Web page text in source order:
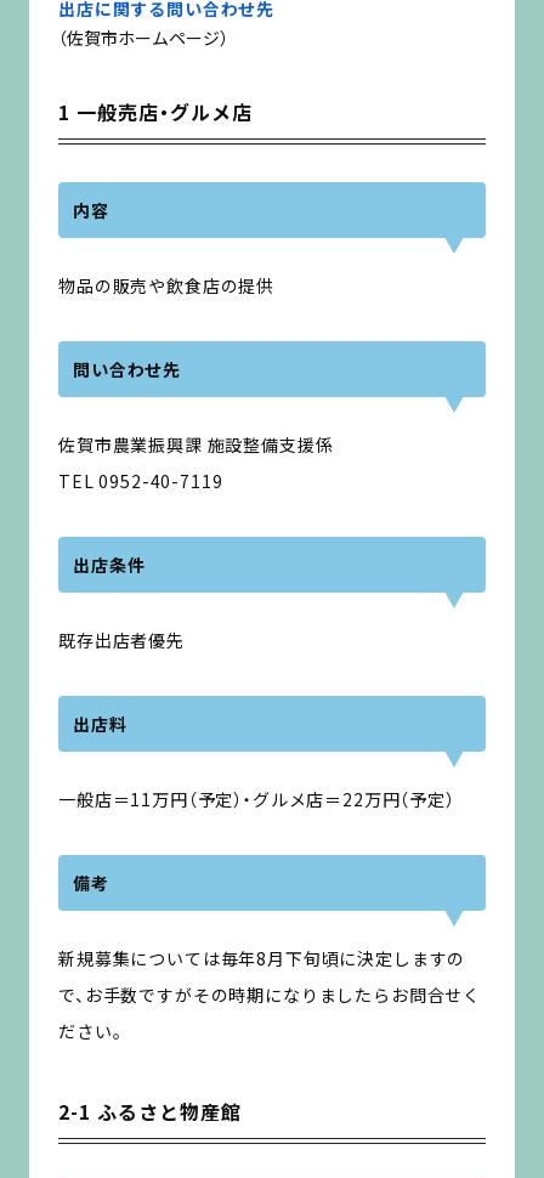
出店に関する問い合わせ先
（佐賀市ホームページ）
1 一般売店・グルメ店
内容
物品の販売や飲食店の提供
問い合わせ先
佐賀市農業振興課 施設整備支援係
TEL 0952-40-7119
出店条件
既存出店者優先
出店料
一般店＝11万円（予定）・グルメ店＝22万円（予定）
備考
新規募集については毎年8月下旬頃に決定しますの
で、お手数ですがその時期になりましたらお問合せく
ださい。
2-1 ふるさと物産館